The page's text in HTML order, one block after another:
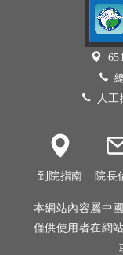
人
到院指南 院長
本網站內容屬中
僅供使用者在網